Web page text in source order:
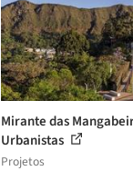
Mirante das
Urbanistas
Projetos